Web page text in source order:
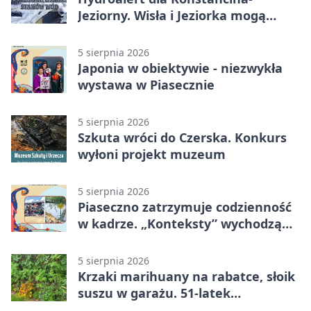
Jeziorny. Wisła i Jeziorka mogą
5 sierpnia 2026
Japonia w obiektywie - niezwykła
wystawa w Piasecznie
5 sierpnia 2026
Szkuta wróci do Czerska. Konkurs
wyłoni projekt muzeum
5 sierpnia 2026
Piaseczno zatrzymuje codzienność
w kadrze. „Konteksty” wychodzą
5 sierpnia 2026
Krzaki marihuany na rabatce, słoik
suszu w garażu. 51-latek